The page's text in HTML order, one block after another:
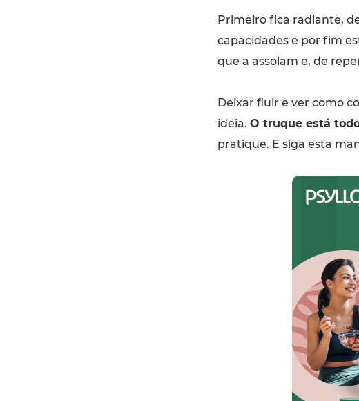
Primeiro fica radiante,
capacidades e por fim
que a assolam e, de
Deixar fluir e ver como
ideia. O truque está
pratique. E siga esta